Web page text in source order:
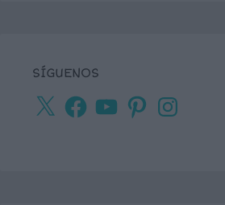
SÍGUENOS
X
Facebook
YouTubePinterestInstagram